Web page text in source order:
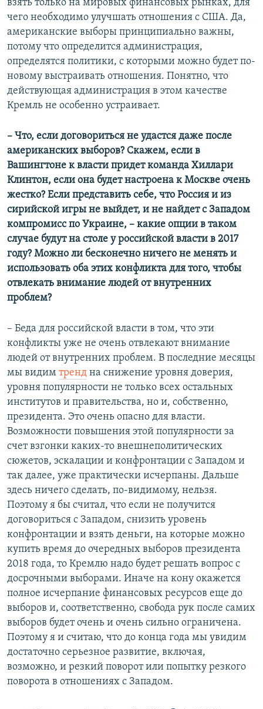
взять только на мировых финансовых рынках, для
чего необходимо улучшать отношения с США. Да,
американские выборы принципиально важны,
потому что определится администрация,
определятся политики, с которыми можно будет по-
новому выстраивать отношения. Понятно, что
действующая администрация в этом качестве
Кремль не особенно устраивает.
– Что, если договориться не удастся даже после
американских выборов? Скажем, если в
Вашингтоне к власти придет команда Хиллари
Клинтон, если она будет настроена к Москве очень
жестко? Если представить себе, что Россия и из
сирийской игры не выйдет, и не найдет с Западом
компромисс по Украине, – какие опции в таком
случае будут на столе у российской власти в 2017
году? Можно ли бесконечно ничего не менять и
использовать оба этих конфликта для того, чтобы
отвлекать внимание людей от внутренних
проблем?
– Беда для российской власти в том, что эти
конфликты уже не очень отвлекают внимание
людей от внутренних проблем. В последние месяцы
мы видим тренд на снижение уровня доверия,
уровня популярности не только всех остальных
институтов и правительства, но и, собственно,
президента. Это очень опасно для власти.
Возможности повышения этой популярности за
счет взгонки каких-то внешнеполитических
сюжетов, эскалации и конфронтации с Западом и
так далее, уже практически исчерпаны. Дальше
здесь ничего сделать, по-видимому, нельзя.
Поэтому я бы считал, что если не получится
договориться с Западом, снизить уровень
конфронтации и взять деньги, на которые можно
купить время до очередных выборов президента
2018 года, то Кремлю надо будет решать вопрос с
досрочными выборами. Иначе на кону окажется
полное исчерпание финансовых ресурсов еще до
выборов и, соответственно, свобода рук после самих
выборов будет очень и очень сильно ограничена.
Поэтому я и считаю, что до конца года мы увидим
достаточно серьезное развитие, включая,
возможно, и резкий поворот или попытку резкого
поворота в отношениях с Западом.